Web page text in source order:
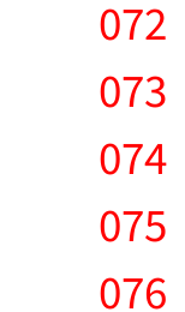
072
073
074
075
076